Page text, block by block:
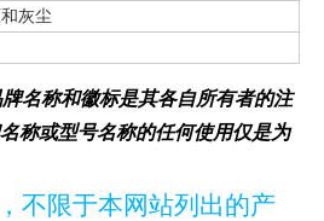
灰尘
名称和徽标是其各自所有者的注
称或型号名称的任何使用仅是为
不限于本网站列出的产